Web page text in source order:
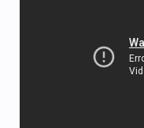
Soft Blur